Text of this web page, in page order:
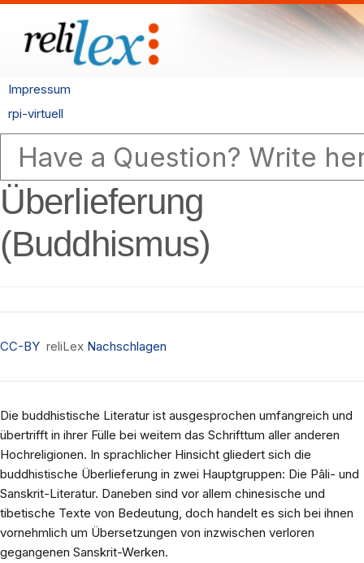
Impressum
rpi-virtuell
Überlieferung
(Buddhismus)
CC-BY reliLex Nachschlagen
Die buddhistische Literatur ist ausgesprochen umfangreich und
übertrifft in ihrer Fülle bei weitem das Schrifttum aller anderen
Hochreligionen. In sprachlicher Hinsicht gliedert sich die
buddhistische Überlieferung in zwei Hauptgruppen: Die Pâli- und
Sanskrit-Literatur. Daneben sind vor allem chinesische und
tibetische Texte von Bedeutung, doch handelt es sich bei ihnen
vornehmlich um Übersetzungen von inzwischen verloren
gegangenen Sanskrit-Werken.